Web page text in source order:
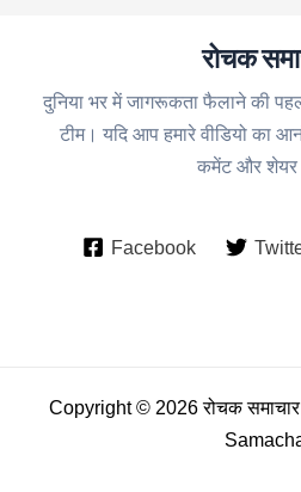
रोचक
दुनिया भर में जागरूकता फैलाने की
टीम। यदि आप हमारे वीडियो का
कमेंट और शेयर
Facebook
Copyright © 2026 रोचक